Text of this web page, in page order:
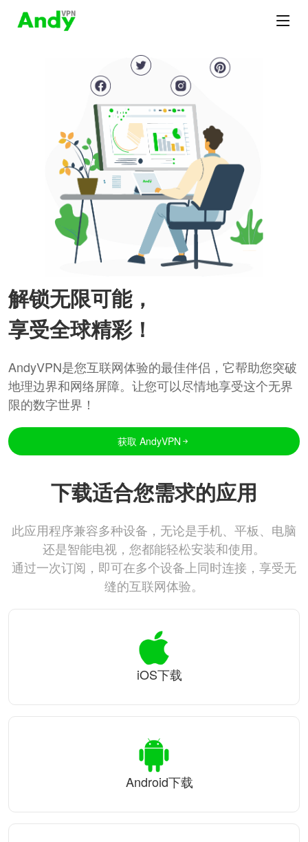
解锁无限可能，
享受全球精彩！
AndyVPN是您互联网体验的最佳伴侣，它帮助您突破
地理边界和网络屏障。让您可以尽情地享受这个无界
限的数字世界！
获取 AndyVPN
下载适合您需求的应用
此应用程序兼容多种设备，无论是手机、平板、电脑
还是智能电视，您都能轻松安装和使用。
通过一次订阅，即可在多个设备上同时连接，享受无
缝的互联网体验。
iOS下载
Android下载